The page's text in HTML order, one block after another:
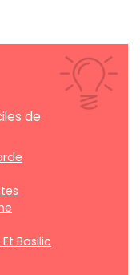
de
Basilic